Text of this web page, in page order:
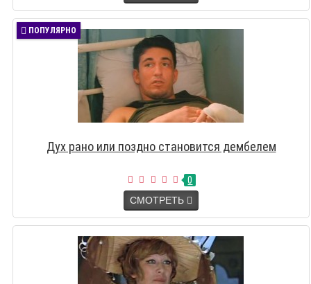
ПОПУЛЯРНО
Дух рано или поздно становится дембелем
0
СМОТРЕТЬ